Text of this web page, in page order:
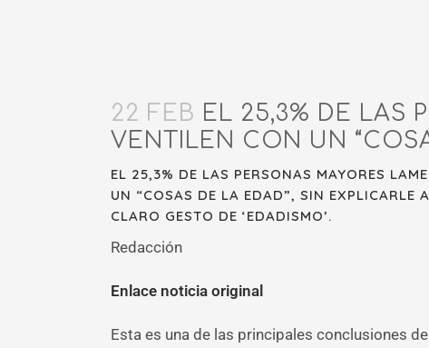
22 FEB EL 25,3% DE LAS
VENTILEN CON UN
EL 25,3% DE LAS PERSONAS MAYORES
UN “COSAS DE LA EDAD”, SIN EXPLICARLE
CLARO GESTO DE ‘EDADISMO’.
Redacción
Enlace noticia original
Esta es una de las principales conclusiones